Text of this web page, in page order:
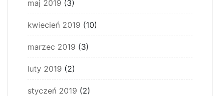
maj 2019 (3)
kwiecień 2019 (10)
marzec 2019 (3)
luty 2019 (2)
styczeń 2019 (2)